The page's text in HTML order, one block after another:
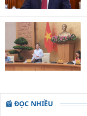
📰 ĐỌC NHIỀU